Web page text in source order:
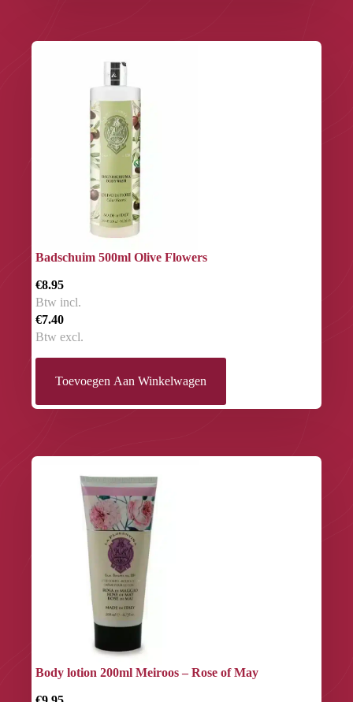
Badschuim 500ml Olive Flowers
€8.95
Btw incl.
€7.40
Btw excl.
Toevoegen Aan Winkelwagen
Body lotion 200ml Meiroos – Rose of May